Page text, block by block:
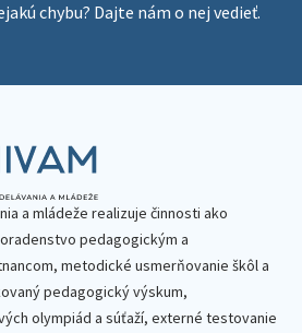
chybu? Dajte nám o nej vedieť.
a mládeže realizuje činnosti ako
pedagogickým a
metodické usmerňovanie škôl a
pedagogický výskum,
olympiád a súťaží, externé testovanie